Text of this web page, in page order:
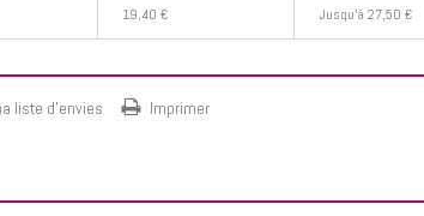
19,40 € Jusqu'à 27,50 €
liste d'envies Imprimer